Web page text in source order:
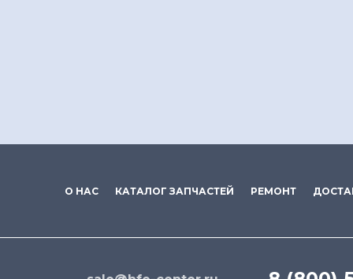
О НАС КАТАЛОГ ЗАПЧАСТЕЙ РЕМОНТ